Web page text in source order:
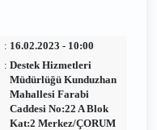
: 16.02.2023 - 10:00
: Destek Hizmetleri
Müdürlüğü Kunduzhan
Mahallesi Farabi
Caddesi No:22 A Blok
Kat:2 Merkez/ÇORUM